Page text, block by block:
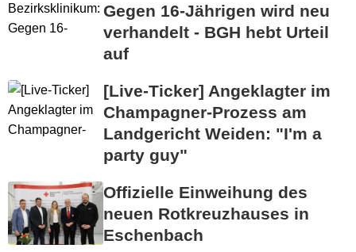
Gegen 16-Jährigen wird neu
verhandelt - BGH hebt Urteil
auf
[Live-Ticker] Angeklagter im
Champagner-Prozess am
Landgericht Weiden: "I'm a
party guy"
Offizielle Einweihung des
neuen Rotkreuzhauses in
Eschenbach